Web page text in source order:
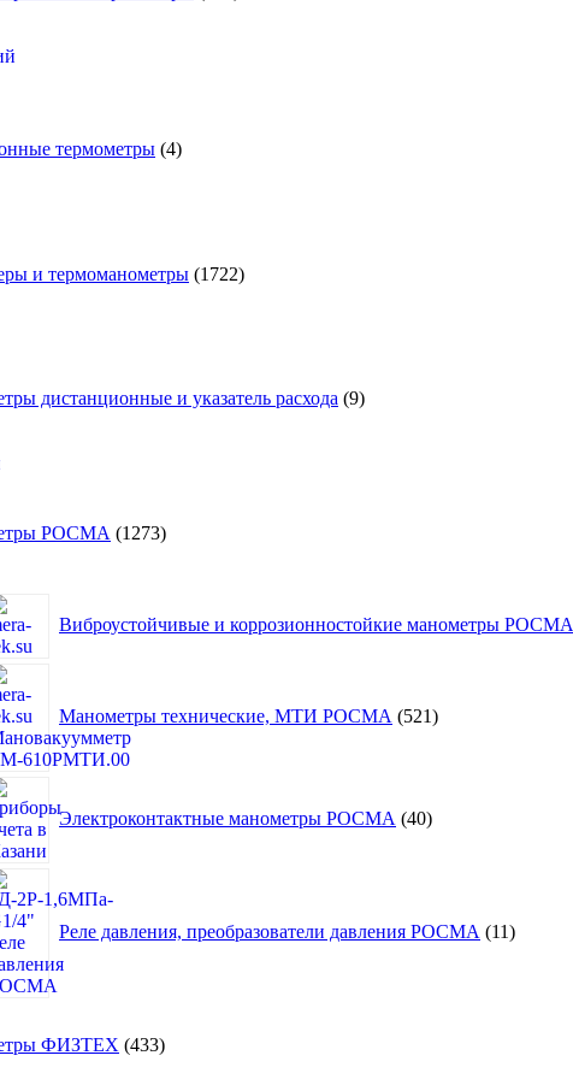
термометры 4
и термоманометры 1722
товара
дистанционные и указатель расхода 9
РОСМА 1273
Виброустойчивые и коррозионностойкие манометры РОСМА
Манометры технические, МТИ РОСМА 521
Электроконтактные манометры РОСМА 40
товаров
Реле давления, преобразователи давления РОСМА 11
ФИЗТЕХ 433
товара